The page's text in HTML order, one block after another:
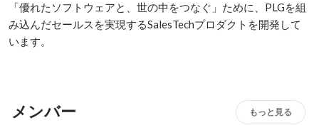
「優れたソフトウェアと、世の中をつなぐ」ために、PLGを組
み込んだセールスを実現するSalesTechプロダクトを開発して
メンバー もっと見る